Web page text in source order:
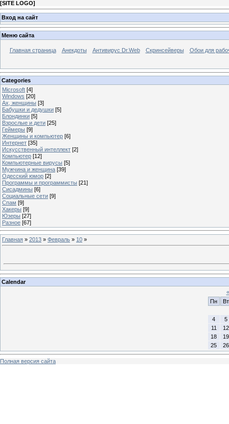
[SITE LOGO]
Вход на сайт
Меню сайта
Главная страница Анекдоты Антивирус Dr.Web Скринсейверы Обои для
Categories
Microsoft [4]
Windows [20]
Ах, женщины [3]
Бабушки и дедушки [5]
Блондинки [5]
Взрослые и дети [25]
Геймеры [9]
Женщины и компьютер [6]
Интернет [35]
Искусственный интеллект [2]
Компьютер [12]
Компьютерные вирусы [5]
Мужчина и женщина [39]
Одесский юмор [2]
Программы и программисты [21]
Сисадмины [6]
Социальные сети [9]
Спам [9]
Хакеры [9]
Юзеры [27]
Разное [67]
Главная » 2013 » Февраль » 10 »
Calendar
«
Пн
Вт
4
5
11
12
18
19
25
26
Полная версия сайта